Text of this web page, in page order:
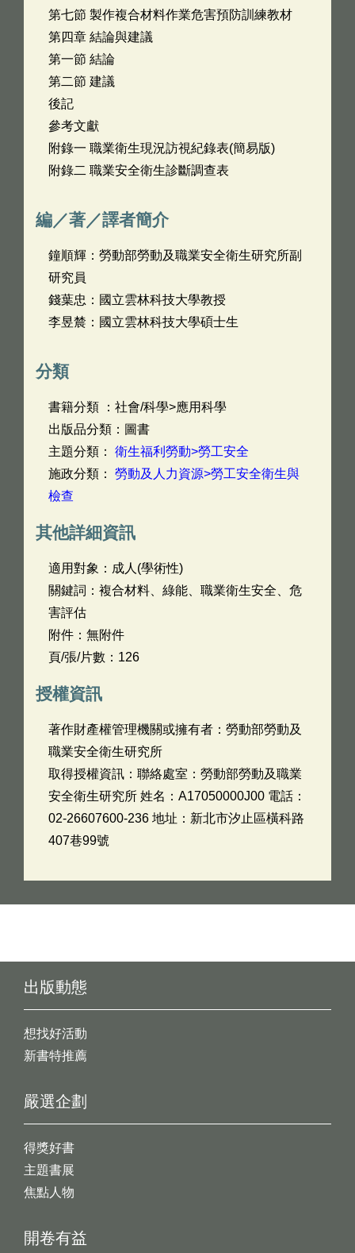
第七節 製作複合材料作業危害預防訓練教材
第四章 結論與建議
第一節 結論
第二節 建議
後記
參考文獻
附錄一 職業衛生現況訪視紀錄表(簡易版)
附錄二 職業安全衛生診斷調查表
編／著／譯者簡介
鐘順輝：勞動部勞動及職業安全衛生研究所副
研究員
錢葉忠：國立雲林科技大學教授
李昱辳：國立雲林科技大學碩士生
分類
書籍分類 ：社會/科學>應用科學
出版品分類：圖書
主題分類： 衛生福利勞動>勞工安全
施政分類： 勞動及人力資源>勞工安全衛生與
檢查
其他詳細資訊
適用對象：成人(學術性)
關鍵詞：複合材料、綠能、職業衛生安全、危
害評估
附件：無附件
頁/張/片數：126
授權資訊
著作財產權管理機關或擁有者：勞動部勞動及
職業安全衛生研究所
取得授權資訊：聯絡處室：勞動部勞動及職業
安全衛生研究所 姓名：A17050000J00 電話：
02-26607600-236 地址：新北市汐止區橫科路
407巷99號
出版動態
想找好活動
新書特推薦
開卷有益
嚴選企劃
得獎好書
主題書展
焦點人物